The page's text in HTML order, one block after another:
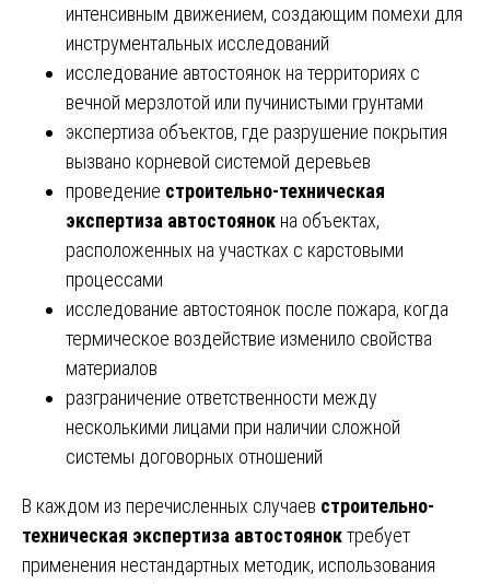
интенсивным движением, создающим помехи для
инструментальных исследований
исследование автостоянок на территориях с
вечной мерзлотой или пучинистыми грунтами
экспертиза объектов, где разрушение покрытия
вызвано корневой системой деревьев
проведение строительно-техническая
экспертиза автостоянок на объектах,
расположенных на участках с карстовыми
процессами
исследование автостоянок после пожара, когда
термическое воздействие изменило свойства
материалов
разграничение ответственности между
несколькими лицами при наличии сложной
системы договорных отношений
В каждом из перечисленных случаев строительно-
техническая экспертиза автостояноктребует
применения нестандартных методик, использования